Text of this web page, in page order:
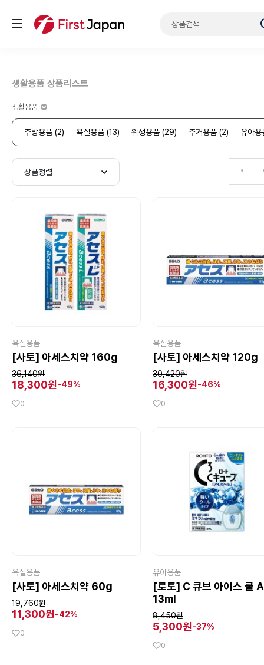
생활용품 상품리스트
생활용품
주방용품 (2) 욕실용품 (13) 위생용품 (29) 주거용품 (2) 유아
욕실용품
[사토] 아세스치약 160g
36,140원
18,300원-49%
0
욕실용품
[사토] 아세스치약 120g
30,420원
16,300원-46%
0
욕실용품
[사토] 아세스치약 60g
19,760원
11,300원-42%
0
유아용품
[로토] C 큐브 아이스 쿨 A
13ml
8,450원
5,300원-37%
0